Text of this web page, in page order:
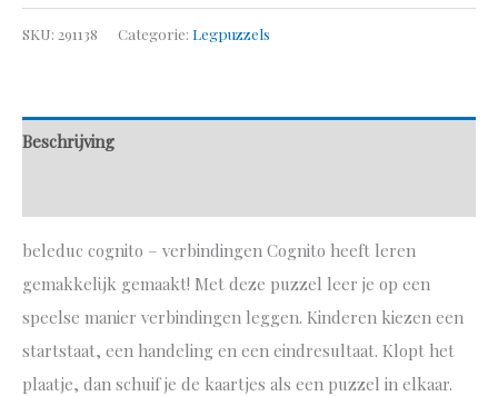
SKU: 291138 Categorie: Legpuzzels
Beschrijving
beleduc cognito – verbindingen Cognito heeft leren
gemakkelijk gemaakt! Met deze puzzel leer je op een
speelse manier verbindingen leggen. Kinderen kiezen een
startstaat, een handeling en een eindresultaat. Klopt het
plaatje, dan schuif je de kaartjes als een puzzel in elkaar.